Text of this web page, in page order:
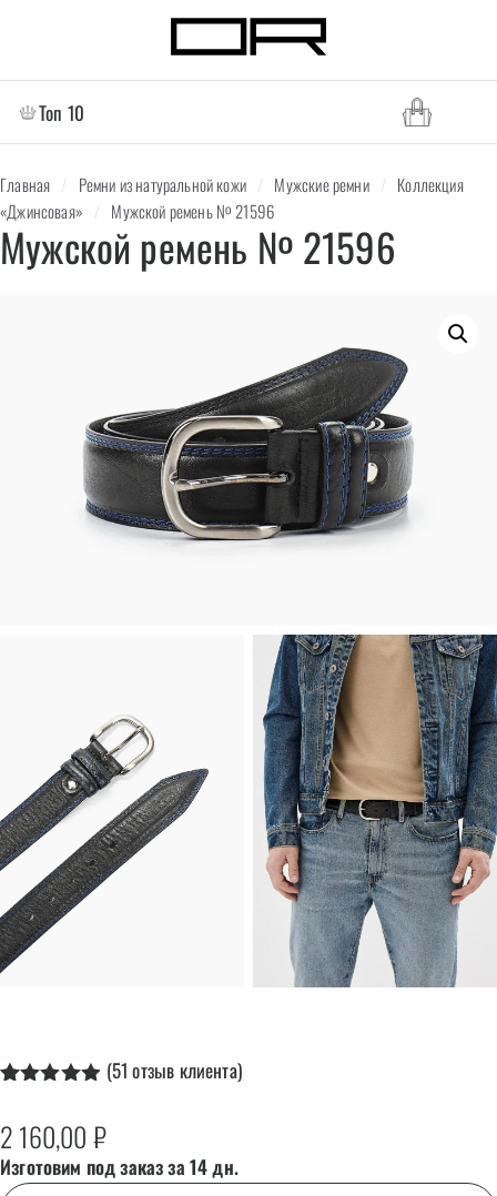
Топ 10
Главная / Ремни из натуральной кожи / Мужские ремни / Коллекция
«Джинсовая» / Мужской ремень № 21596
Мужской ремень № 21596
на основе
опроса
пользователя
(51 отзыв клиента)
2 160,00₽
Изготовим под заказ за 14 дн.